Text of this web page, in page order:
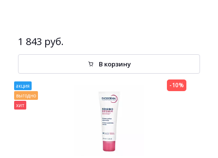
1 843 руб.
В корзину
акция
выгодно
хит
-10%